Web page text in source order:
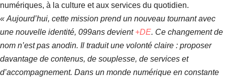
numériques, à la culture et aux services du quotidien.
« Aujourd’hui, cette mission prend un nouveau tournant avec
une nouvelle identité, 099ans devient +DE. Ce changement de
nom n’est pas anodin. Il traduit une volonté claire : proposer
davantage de contenus, de souplesse, de services et
d’accompagnement. Dans un monde numérique en constante